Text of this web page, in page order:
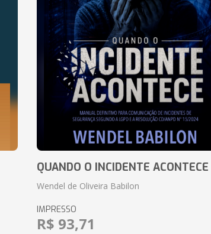
QUANDO O INCIDENTE ACONTECE
Wendel de Oliveira Babilon
IMPRESSO
R$ 93,71